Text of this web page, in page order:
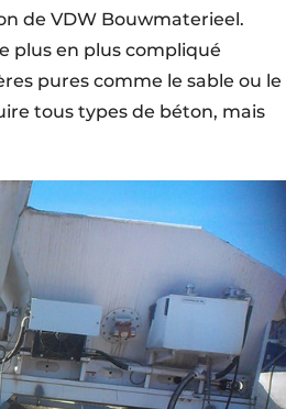
de VDW Bouwmaterieel.
plus en plus compliqué
pures comme le sable ou le
tous types de béton, mais